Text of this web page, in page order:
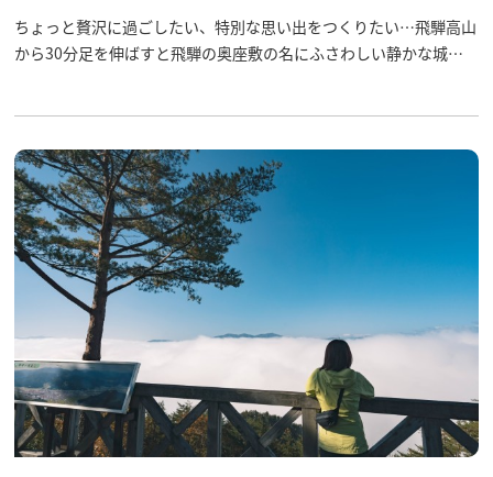
ちょっと贅沢に過ごしたい、特別な思い出をつくりたい…飛騨高山
から30分足を伸ばすと飛騨の奥座敷の名にふさわしい静かな城下